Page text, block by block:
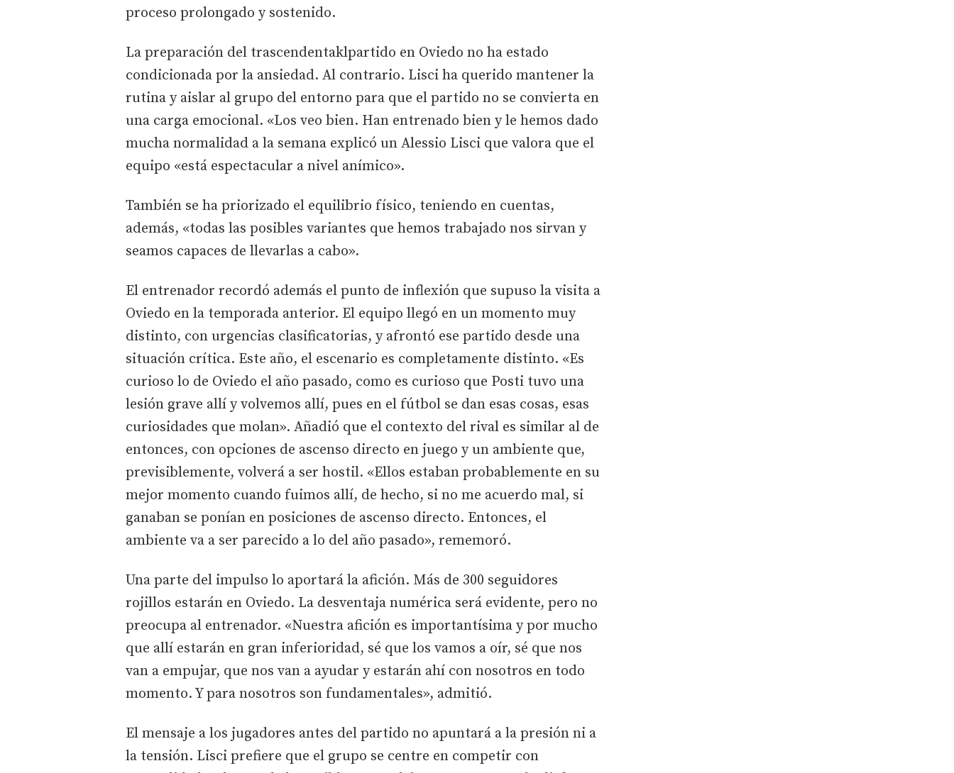
proceso prolongado y sostenido.
La preparación del trascendentaklpartido en Oviedo no ha estado
condicionada por la ansiedad. Al contrario. Lisci ha querido mantener la
rutina y aislar al grupo del entorno para que el partido no se convierta en
una carga emocional. «Los veo bien. Han entrenado bien y le hemos dado
mucha normalidad a la semana explicó un Alessio Lisci que valora que el
equipo «está espectacular a nivel anímico».
También se ha priorizado el equilibrio físico, teniendo en cuentas,
además, «todas las posibles variantes que hemos trabajado nos sirvan y
seamos capaces de llevarlas a cabo».
El entrenador recordó además el punto de inflexión que supuso la visita a
Oviedo en la temporada anterior. El equipo llegó en un momento muy
distinto, con urgencias clasificatorias, y afrontó ese partido desde una
situación crítica. Este año, el escenario es completamente distinto. «Es
curioso lo de Oviedo el año pasado, como es curioso que Posti tuvo una
lesión grave allí y volvemos allí, pues en el fútbol se dan esas cosas, esas
curiosidades que molan». Añadió que el contexto del rival es similar al de
entonces, con opciones de ascenso directo en juego y un ambiente que,
previsiblemente, volverá a ser hostil. «Ellos estaban probablemente en su
mejor momento cuando fuimos allí, de hecho, si no me acuerdo mal, si
ganaban se ponían en posiciones de ascenso directo. Entonces, el
ambiente va a ser parecido a lo del año pasado», rememoró.
Una parte del impulso lo aportará la afición. Más de 300 seguidores
rojillos estarán en Oviedo. La desventaja numérica será evidente, pero no
preocupa al entrenador. «Nuestra afición es importantísima y por mucho
que allí estarán en gran inferioridad, sé que los vamos a oír, sé que nos
van a empujar, que nos van a ayudar y estarán ahí con nosotros en todo
momento. Y para nosotros son fundamentales», admitió.
El mensaje a los jugadores antes del partido no apuntará a la presión ni a
la tensión. Lisci prefiere que el grupo se centre en competir con